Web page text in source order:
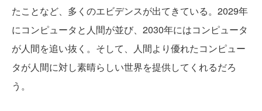
たことなど、多くのエビデンスが出てきている。2029年
にコンピュータと人間が並び、2030年にはコンピュータ
が人間を追い抜く。そして、人間より優れたコンピュー
タが人間に対し素晴らしい世界を提供してくれるだろ
う。